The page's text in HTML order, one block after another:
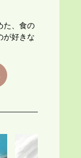
た、食の
が好きな